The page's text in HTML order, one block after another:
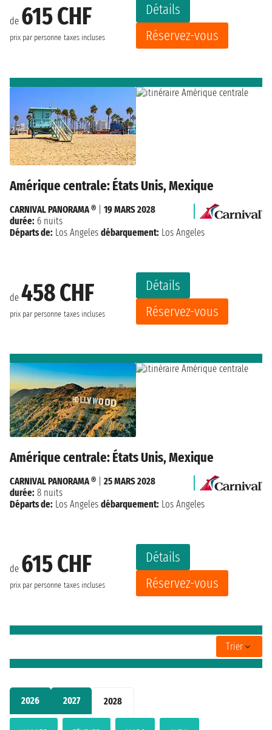
2026 2027 2028
de 615 CHF
prix par personne taxes incluses
Détails
Réservez-vous
Amérique centrale: États Unis, Mexique
de 458 CHF
prix par personne taxes incluses
Détails
Réservez-vous
CARNIVAL PANORAMA ®
19 MARS 2028
durée: 6 nuits
Départs de: Los Angeles débarquement: Los Angeles
Amérique centrale: États Unis, Mexique
de 615 CHF
prix par personne taxes incluses
Détails
Réservez-vous
CARNIVAL PANORAMA ®
25 MARS 2028
durée: 8 nuits
Départs de: Los Angeles débarquement: Los Angeles
Trier